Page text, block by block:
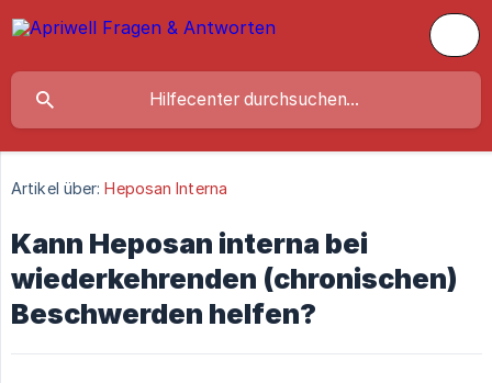
Artikel über: Heposan Interna
Kann Heposan interna bei
wiederkehrenden (chronischen)
Beschwerden helfen?